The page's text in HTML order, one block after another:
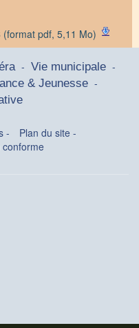
pdf, 5,11 Mo)
- Vie municipale -
& Jeunesse -
- Plan du site -
conforme